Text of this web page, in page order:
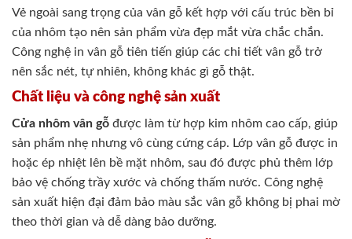
Vẻ ngoài sang trọng của vân gỗ kết hợp với cấu trúc bền bỉ
của nhôm tạo nên sản phẩm vừa đẹp mắt vừa chắc chắn.
Công nghệ in vân gỗ tiên tiến giúp các chi tiết vân gỗ trở
nên sắc nét, tự nhiên, không khác gì gỗ thật.
Chất liệu và công nghệ sản xuất
Cửa nhôm vân gỗ được làm từ hợp kim nhôm cao cấp, giúp
sản phẩm nhẹ nhưng vô cùng cứng cáp. Lớp vân gỗ được in
hoặc ép nhiệt lên bề mặt nhôm, sau đó được phủ thêm lớp
bảo vệ chống trầy xước và chống thấm nước. Công nghệ
sản xuất hiện đại đảm bảo màu sắc vân gỗ không bị phai mờ
theo thời gian và dễ dàng bảo dưỡng.